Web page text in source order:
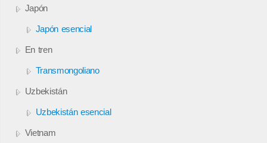
Japón
Japón esencial
En tren
Transmongoliano
Uzbekistán
Uzbekistán esencial
Vietnam